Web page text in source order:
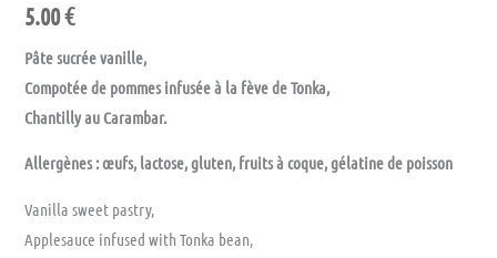
5.00€
Pâte sucrée vanille,
Compotée de pommes infusée à la fève de Tonka,
Chantilly au Carambar.
Allergènes : œufs, lactose, gluten, fruits à coque, gélatine de poisson
Vanilla sweet pastry,
Applesauce infused with Tonka bean,